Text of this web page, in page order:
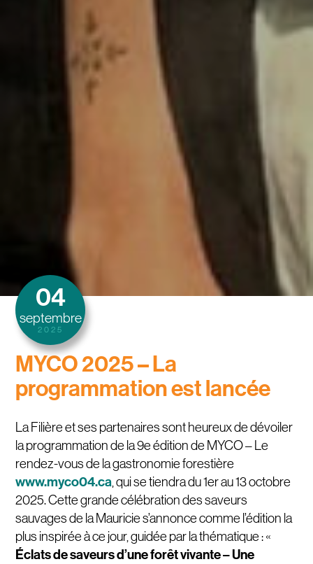
04
septembre
2025
MYCO 2025 – La
programmation est lancée
La Filière et ses partenaires sont heureux de dévoiler
la programmation de la 9e édition de MYCO – Le
rendez-vous de la gastronomie forestière
www.myco04.ca, qui se tiendra du 1er au 13 octobre
2025. Cette grande célébration des saveurs
sauvages de la Mauricie s’annonce comme l’édition la
plus inspirée à ce jour, guidée par la thématique : «
Éclats de saveurs d’une forêt vivante – Une